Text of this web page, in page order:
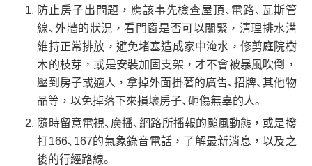
防止房子出問題，應該事先檢查屋頂、電路、瓦斯管
線、外牆的狀況，看門窗是否可以關緊，清理排水溝
維持正常排放，避免堵塞造成家中淹水，修剪庭院樹
木的枝芽，或是安裝加固支架，才不會被暴風吹倒，
壓到房子或適人，拿掉外面掛著的廣告、招牌、其他物
品等，以免掉落下來損壞房子、砸傷無辜的人。
隨時留意電視、廣播、網路所播報的颱風動態，或是撥
打166、167的氣象錄音電話，了解最新消息，以及之
後的行經路線。